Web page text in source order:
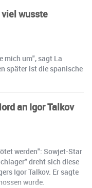
viel wusste
mich um", sagt La
später ist die spanische
an Igor Talkov
werden": Sowjet-Star
dreht sich diese
Igor Talkov. Er sagte
wurde.